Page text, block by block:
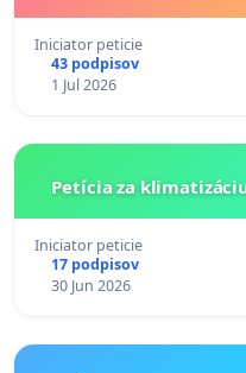
Iniciator peticie
43 podpisov
1 Jul 2026
Petícia za
Iniciator peticie
17 podpisov
30 Jun 2026